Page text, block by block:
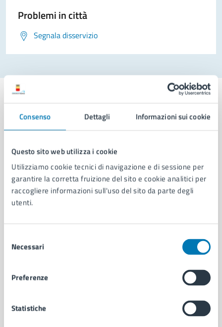
Consenso Dettagli Informazioni sui cookie
Questo sito web utilizza i cookie
Utilizziamo cookie tecnici di navigazione e di sessione per
garantire la corretta fruizione del sito e cookie analitici per
raccogliere informazioni sull'uso del sito da parte degli
utenti.
delNecessari
Preferenze
Statistiche
Problemi in città
Segnala disservizio
Comune di Napoli
AMMINISTRAZIONE
Aree amministrative
Organi di governo
Municipalità
Personale amministrativo
Intranet, posta aziendale e protocollo
CATEGORIE DI SERVIZIO